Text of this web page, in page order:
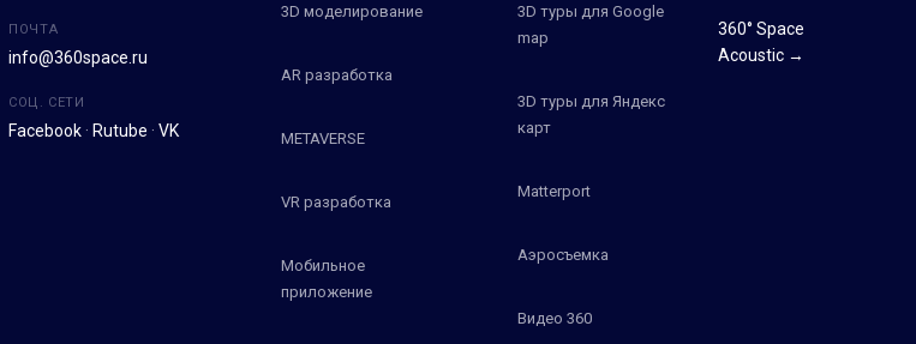
ПОЧТА
info@360space.ru
СОЦ. СЕТИ
Facebook· Rutube · VK
3D моделирование
AR разработка
METAVERSE
VR разработка
Мобильное
приложение
3D туры для Google
map
3D туры для Яндекс
карт
Matterport
Аэросъемка
Видео 360
360° Space
Acoustic →